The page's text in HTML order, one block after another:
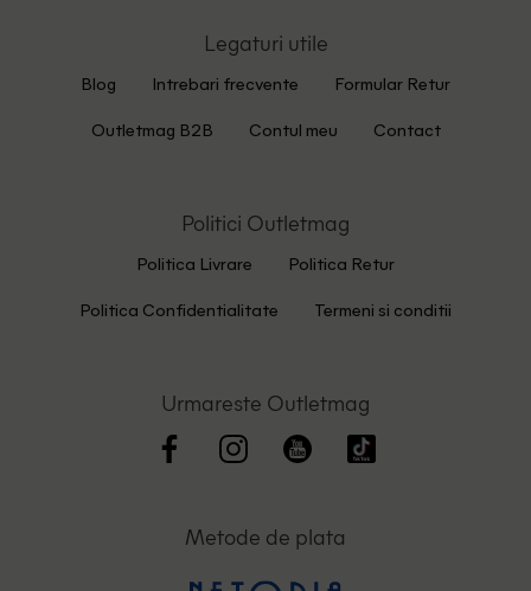
Legaturi utile
Blog Intrebari frecvente Formular Retur
Outletmag B2B Contul meu Contact
Politici Outletmag
Politica Livrare Politica Retur
Politica Confidentialitate Termeni si conditii
Urmareste Outletmag
Metode de plata